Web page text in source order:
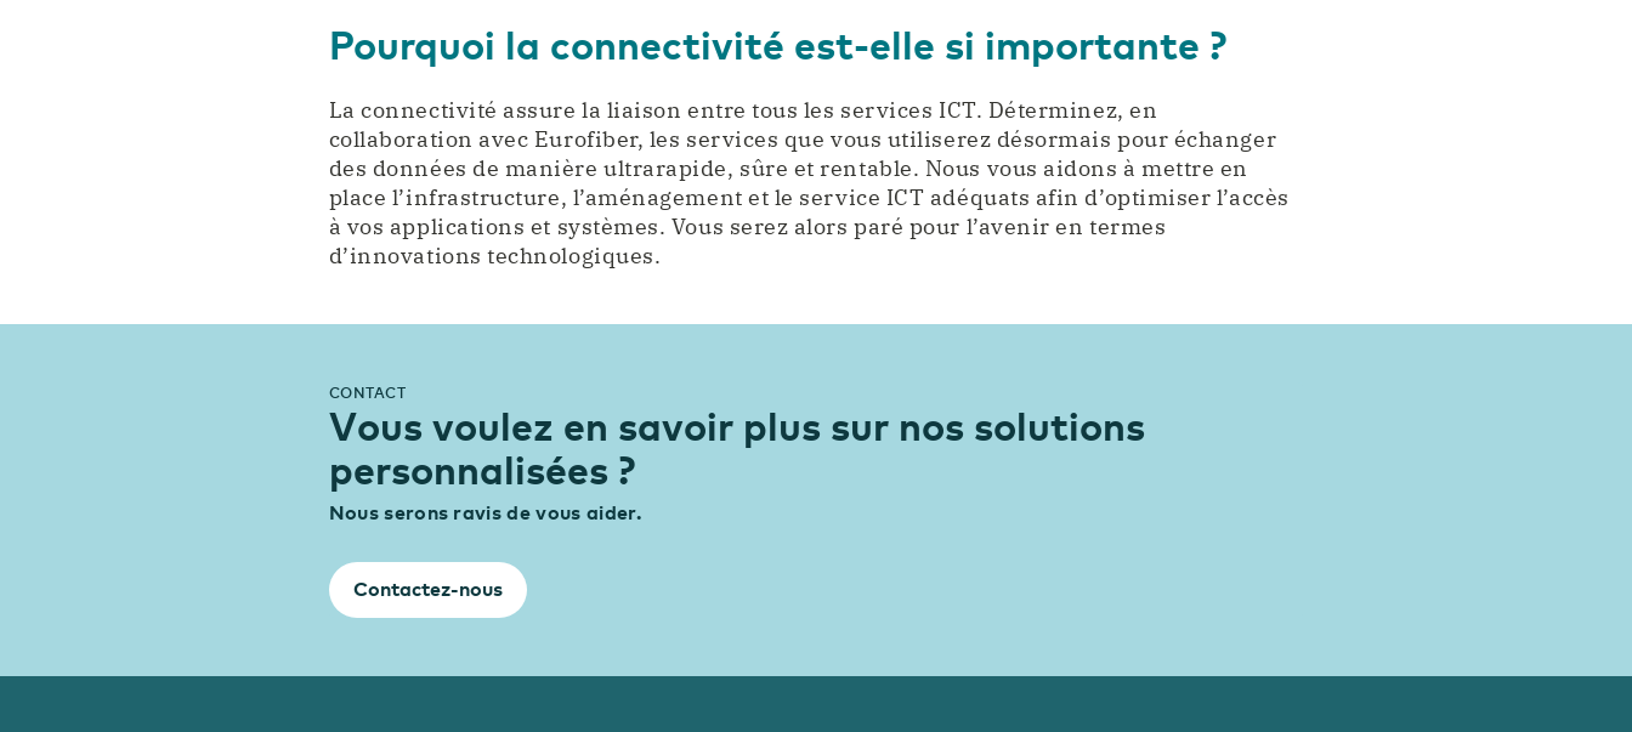
Pourquoi la connectivité est-elle si importante ?
La connectivité assure la liaison entre tous les services ICT. Déterminez, en
collaboration avec Eurofiber, les services que vous utiliserez désormais pour échanger
des données de manière ultrarapide, sûre et rentable. Nous vous aidons à mettre en
place l’infrastructure, l’aménagement et le service ICT adéquats afin d’optimiser l’accès
à vos applications et systèmes. Vous serez alors paré pour l’avenir en termes
d’innovations technologiques.
CONTACT
Vous voulez en savoir plus sur nos solutions
personnalisées ?
Nous serons ravis de vous aider.
Contactez-nous